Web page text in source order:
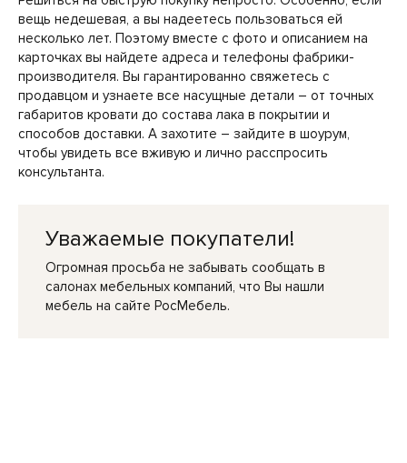
вещь недешевая, а вы надеетесь пользоваться ей
несколько лет. Поэтому вместе с фото и описанием на
карточках вы найдете адреса и телефоны фабрики-
производителя. Вы гарантированно свяжетесь с
продавцом и узнаете все насущные детали – от точных
габаритов кровати до состава лака в покрытии и
способов доставки. А захотите – зайдите в шоурум,
чтобы увидеть все вживую и лично расспросить
консультанта.
Уважаемые покупатели!
Огромная просьба не забывать сообщать в
салонах мебельных компаний, что Вы нашли
мебель на сайте РосМебель.